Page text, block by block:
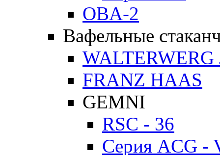
OBA-2
Вафельные
WALTERWERG
FRANZ HAAS
GEMNI
RSC - 36
Серия ACG -